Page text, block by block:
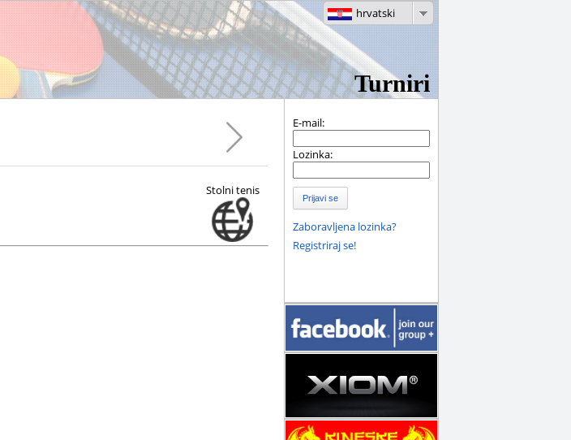
Turniri
hrvatski
Stolni tenis
E-mail:
Lozinka:
Prijavi se
Zaboravljena lozinka?
Registriraj se!